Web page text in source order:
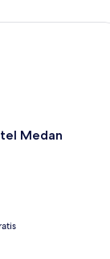
Medan